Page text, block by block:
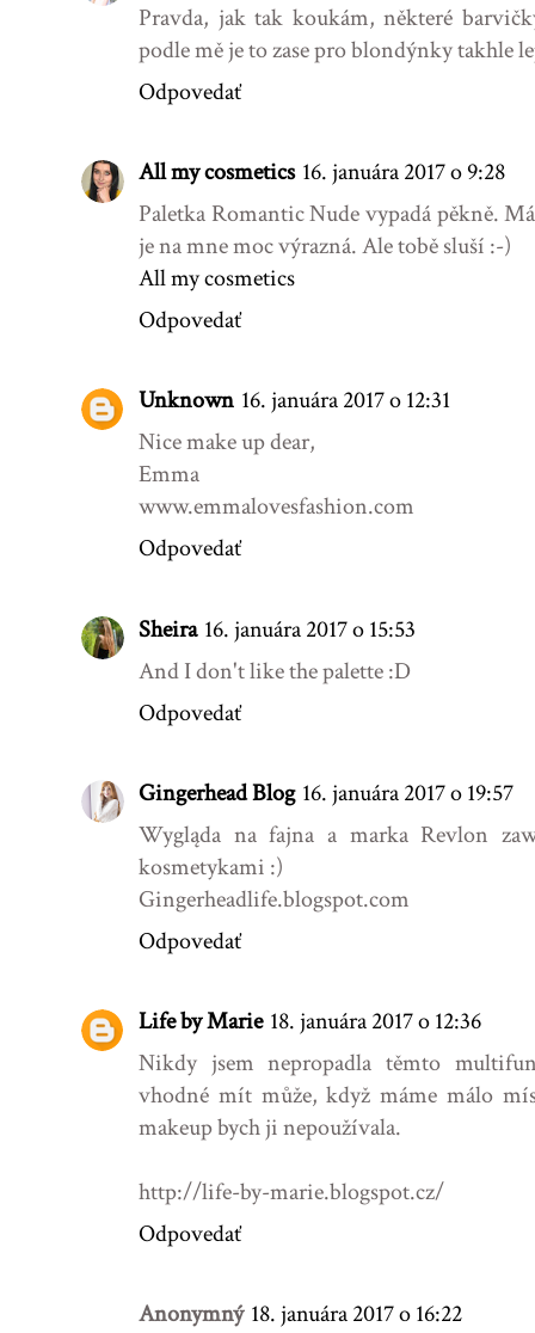
Pravda, jak tak koukám, některé
podle mě je to zase pro blondýnky takhle
Odpovedať
All my cosmetics 16. januára 2017 o 9:28
Paletka Romantic Nude vypadá pěkně.
je na mne moc výrazná. Ale tobě sluší :-)
All my cosmetics
Odpovedať
Unknown 16. januára 2017 o 12:31
Nice make up dear,
Emma
www.emmalovesfashion.com
Odpovedať
Sheira 16. januára 2017 o 15:53
And I don't like the palette :D
Odpovedať
Gingerhead Blog 16. januára 2017 o 19:57
Wygląda na fajna a marka Revlon
kosmetykami :)
Gingerheadlife.blogspot.com
Odpovedať
Life by Marie 18. januára 2017 o 12:36
Nikdy jsem nepropadla těmto
vhodné mít může, když máme málo
makeup bych ji nepoužívala.
http://life-by-marie.blogspot.cz/
Odpovedať
Anonymný 18. januára 2017 o 16:22